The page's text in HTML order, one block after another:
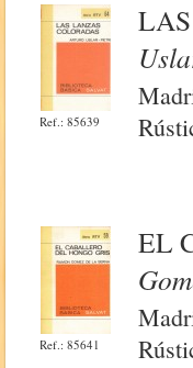
Ref.: 85639
Ref.: 85641
EL